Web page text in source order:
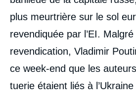
plus meurtrière sur le sol
revendiquée par l’EI.
revendication, Vladimir
ce week-end que les
tuerie étaient liés à